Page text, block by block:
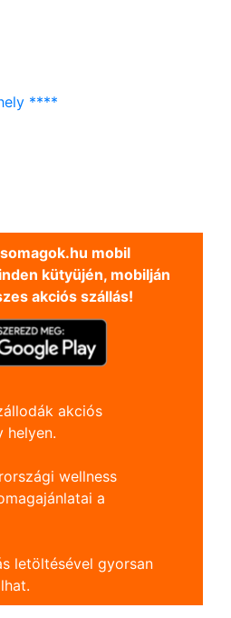
****
mobil
kütyüjén, mobilján
akciós szállás!
akciós
helyen.
wellness
a
letöltésével gyorsan